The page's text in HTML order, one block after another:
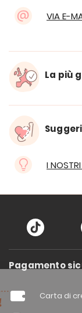
VIA E-
La più
I
Pagamento
Carta di